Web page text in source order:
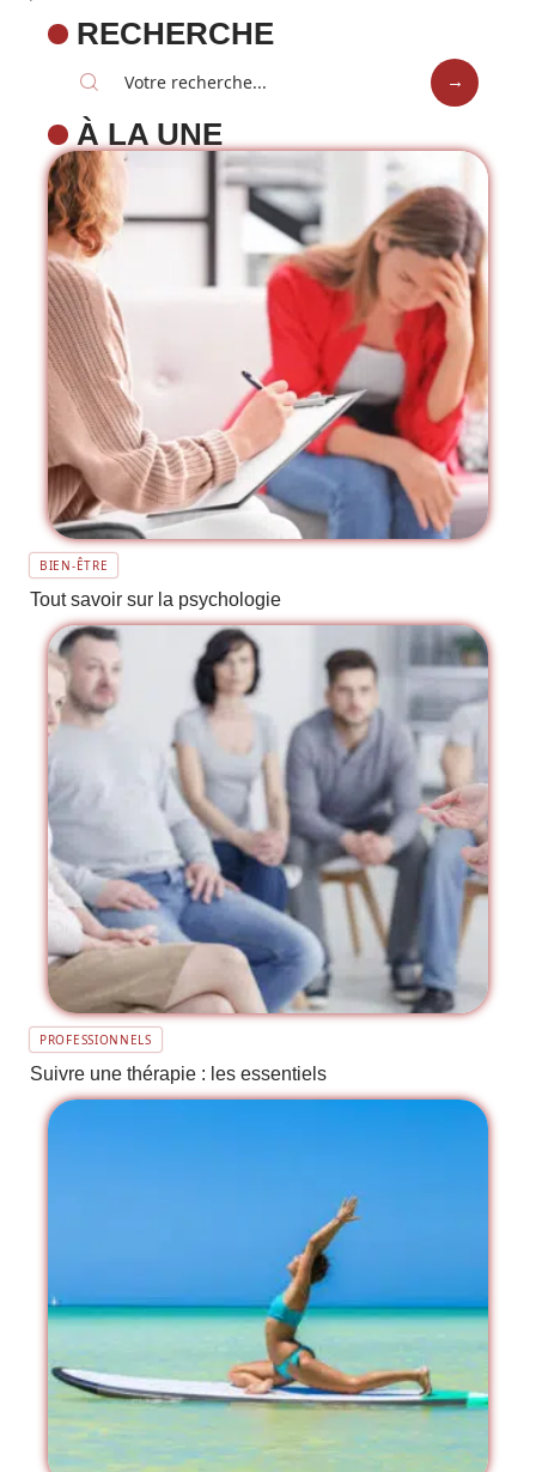
RECHERCHE
À LA UNE
BIEN-ÊTRE
Tout savoir sur la psychologie
PROFESSIONNELS
Suivre une thérapie : les essentiels